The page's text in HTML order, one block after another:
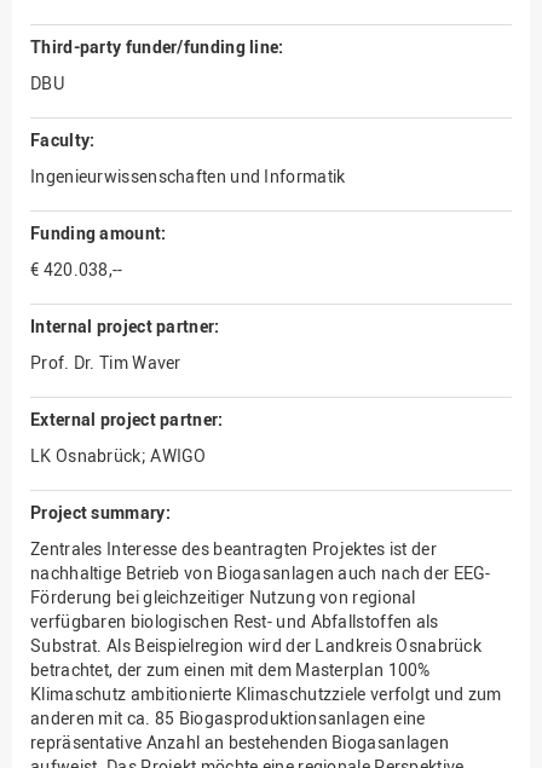
Third-party funder/funding line:
DBU
Faculty:
Ingenieurwissenschaften und Informatik
Funding amount:
€ 420.038,--
Internal project partner:
Prof. Dr. Tim Waver
External project partner:
LK Osnabrück; AWIGO
Project summary:
Zentrales Interesse des beantragten Projektes ist der
nachhaltige Betrieb von Biogasanlagen auch nach der EEG-
Förderung bei gleichzeitiger Nutzung von regional
verfügbaren biologischen Rest- und Abfallstoffen als
Substrat. Als Beispielregion wird der Landkreis Osnabrück
betrachtet, der zum einen mit dem Masterplan 100%
Klimaschutz ambitionierte Klimaschutzziele verfolgt und zum
anderen mit ca. 85 Biogasproduktionsanlagen eine
repräsentative Anzahl an bestehenden Biogasanlagen